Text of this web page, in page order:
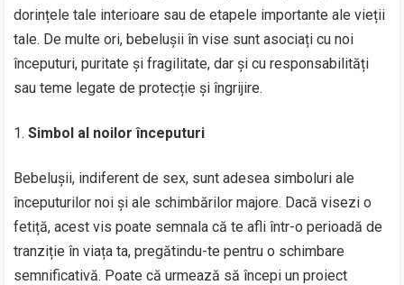
dorințele tale interioare sau de etapele importante ale vieții
tale. De multe ori, bebelușii în vise sunt asociați cu noi
începuturi, puritate și fragilitate, dar și cu responsabilități
sau teme legate de protecție și îngrijire.
Simbol al noilor începuturi
Bebelușii, indiferent de sex, sunt adesea simboluri ale
începuturilor noi și ale schimbărilor majore. Dacă visezi o
fetiță, acest vis poate semnala că te afli într-o perioadă de
tranziție în viața ta, pregătindu-te pentru o schimbare
semnificativă. Poate că urmează să începi un proiect